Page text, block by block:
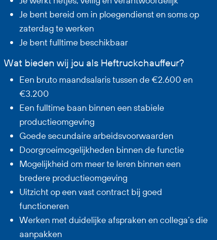
Je bent bereid om in ploegendienst en soms op
zaterdag te werken
Je bent fulltime beschikbaar
Wat bieden wij jou als Heftruckchauffeur?
Een bruto maandsalaris tussen de €2.600 en
€3.200
Een fulltime baan binnen een stabiele
productieomgeving
Goede secundaire arbeidsvoorwaarden
Doorgroeimogelijkheden binnen de functie
Mogelijkheid om meer te leren binnen een
bredere productieomgeving
Uitzicht op een vast contract bij goed
functioneren
Werken met duidelijke afspraken en collega’s die
aanpakken